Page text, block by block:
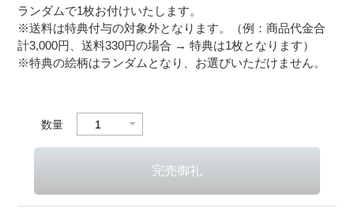
ランダムで1枚お付けいたします。
※送料は特典付与の対象外となります。（例：商品代金合
計3,000円、送料330円の場合 → 特典は1枚となります）
※特典の絵柄はランダムとなり、お選びいただけません。
数量